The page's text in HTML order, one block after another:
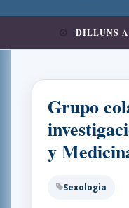
DILLUNS
Grupo
y
Sexologia